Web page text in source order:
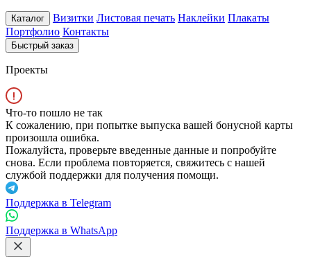
Каталог Визитки Листовая печать Наклейки Плакаты
Портфолио Контакты
Быстрый заказ
Проекты
Что-то пошло не так
К сожалению, при попытке выпуска вашей бонусной карты
произошла ошибка.
Пожалуйста, проверьте введенные данные и попробуйте
снова. Если проблема повторяется, свяжитесь с нашей
службой поддержки для получения помощи.
Поддержка в Telegram
Поддержка в WhatsApp